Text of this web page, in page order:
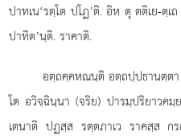
ปาทเน‘รตฺโต ปโฏ’ติ. อิห ตุ ตติเย-ตฺ
ปาทิต’นฺติ. ราคาติ.
อตฺถคฺคหณนฺติ อตฺถปฺปธานตฺต
โต อวิจฺฉินฺนา (จริย) ปารมฺปริยาวคมฺ
เตนาติ ปฏสฺส รตฺตภาเว ราคสฺส ก